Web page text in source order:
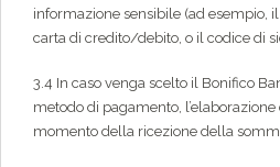
informazione sensibile (ad esempio,
carta di credito/debito, o il codice di
3.4 In caso venga scelto il Bonifico
metodo di pagamento,
momento della ricezione della